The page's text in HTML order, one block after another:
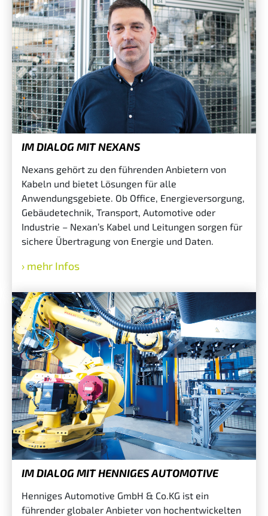
IM DIALOG MIT NEXANS
Nexans gehört zu den führenden Anbietern von
Kabeln und bietet Lösungen für alle
Anwendungsgebiete. Ob Office, Energieversorgung,
Gebäudetechnik, Transport, Automotive oder
Industrie – Nexan’s Kabel und Leitungen sorgen für
sichere Übertragung von Energie und Daten.
mehr Infos
IM DIALOG MIT HENNIGES AUTOMOTIVE
Henniges Automotive GmbH & Co.KG ist ein
führender globaler Anbieter von hochentwickelten